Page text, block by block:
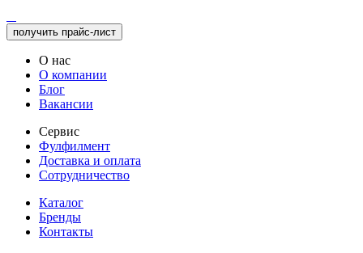
получить прайс-лист
О нас
О компании
Блог
Вакансии
Сервис
Фулфилмент
Доставка и оплата
Сотрудничество
Каталог
Бренды
Контакты